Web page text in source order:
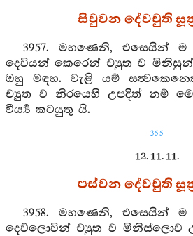
සිවුවන දේවචුති
3957. මහණෙනි, එසෙයින්
දෙවියන් කෙරෙන් ච්‍යුත ව
ඔහු මඳහ. වැළි යම්
ච්‍යුත ව නිරයෙහි උපදිත් නම්
වීර්‍ය්‍ය කටයුතු යි.
355
12. 11. 11.
පස්වන දේවචුති
3958. මහණෙනි, එසෙයින්
දෙව්ලොවින් ච්‍යුත ව මිනිස්ලොව